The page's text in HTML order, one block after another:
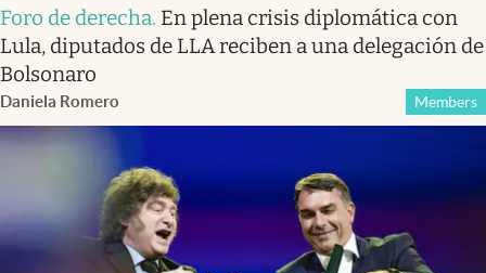
Foro de derecha. En plena crisis diplomática con
Lula, diputados de LLA reciben a una delegación de
Bolsonaro
Daniela Romero Members